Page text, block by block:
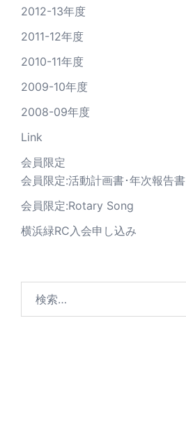
2012-13年度
2011-12年度
2010-11年度
2009-10年度
2008-09年度
Link
会員限定
会員限定:活動計画書･年次報告書
会員限定:Rotary Song
横浜緑RC入会申し込み